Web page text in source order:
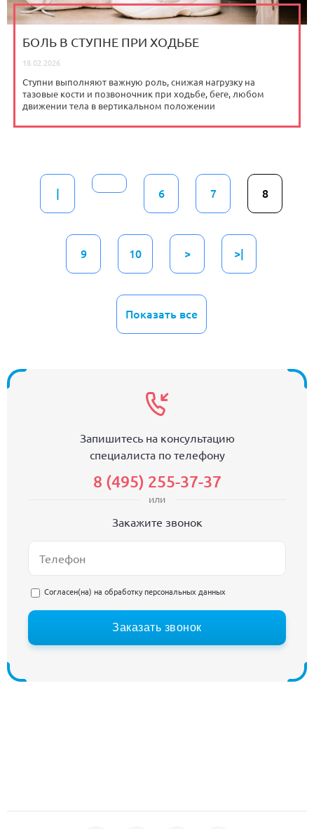
БОЛЬ В СТУПНЕ ПРИ ХОДЬБЕ
18.02.2026
Ступни выполняют важную роль, снижая нагрузку на
тазовые кости и позвоночник при ходьбе, беге, любом
движении тела в вертикальном положении
| 6 7 8
9 10 > >|
Показать все
Запишитесь на консультацию
специалиста по телефону
8 (495) 255-37-37
или
Закажите звонок
Согласен(на) на обработку персональных данных
Заказать звонок